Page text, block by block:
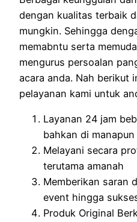
dengan kualitas terbaik
mungkin. Sehingga
memabntu serta
mengurus persoalan
acara anda. Nah berikut
pelayanan kami untuk
Layanan 24 jam
bahkan di manapun
Melayani secara
terutama amanah
Memberikan saran
event hingga
Produk Original